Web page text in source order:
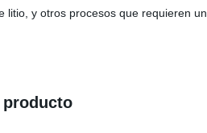
litio, y otros procesos que requieren